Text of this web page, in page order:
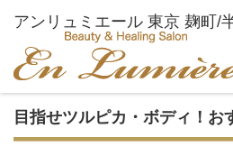
目指せツルピカ・ボディ！お